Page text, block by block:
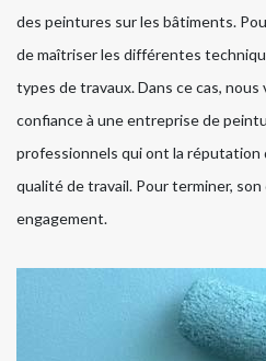
des peintures sur les bâtiments.
de maîtriser les différentes
types de travaux. Dans ce cas,
confiance à une entreprise de
professionnels qui ont la réputation
qualité de travail. Pour terminer,
engagement.